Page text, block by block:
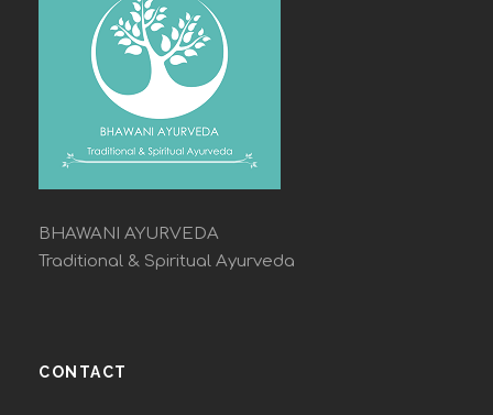
BHAWANI AYURVEDA
Traditional & Spiritual Ayurveda
CONTACT